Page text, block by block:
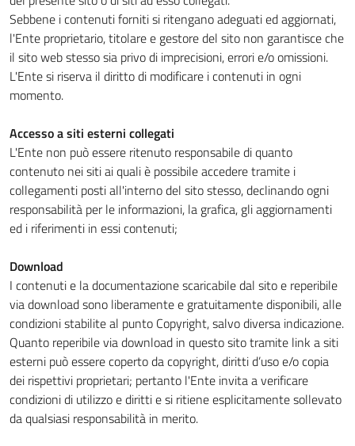
Sebbene i contenuti forniti si ritengano adeguati ed aggiornati,
l'Ente proprietario, titolare e gestore del sito non garantisce che
il sito web stesso sia privo di imprecisioni, errori e/o omissioni.
L'Ente si riserva il diritto di modificare i contenuti in ogni
momento.
Accesso a siti esterni collegati
L'Ente non può essere ritenuto responsabile di quanto
contenuto nei siti ai quali è possibile accedere tramite i
collegamenti posti all'interno del sito stesso, declinando ogni
responsabilità per le informazioni, la grafica, gli aggiornamenti
ed i riferimenti in essi contenuti;
Download
I contenuti e la documentazione scaricabile dal sito e reperibile
via download sono liberamente e gratuitamente disponibili, alle
condizioni stabilite al punto Copyright, salvo diversa indicazione.
Quanto reperibile via download in questo sito tramite link a siti
esterni può essere coperto da copyright, diritti d’uso e/o copia
dei rispettivi proprietari; pertanto l'Ente invita a verificare
condizioni di utilizzo e diritti e si ritiene esplicitamente sollevato
da qualsiasi responsabilità in merito.